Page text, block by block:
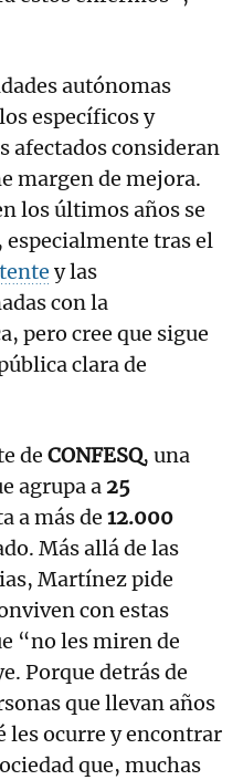
autónomas
específicos y
afectados consideran
margen de mejora.
los últimos años se
especialmente tras el
y las
con la
pero cree que sigue
clara de
de CONFESQ, una
agrupa a 25
a más de 12.000
Más allá de las
Martínez pide
con estas
“no les miren de
Porque detrás de
que llevan años
les ocurre y encontrar
que, muchas